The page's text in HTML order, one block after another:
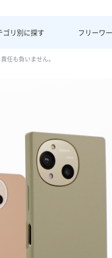
ゴリ別に探す フリーワ
任も負いません。